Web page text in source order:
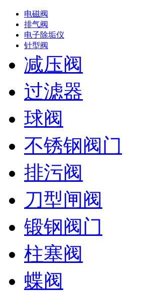
电磁阀
排气阀
电子除垢仪
针型阀
减压阀
过滤器
球阀
不锈钢阀门
排污阀
刀型闸阀
锻钢阀门
柱塞阀
蝶阀